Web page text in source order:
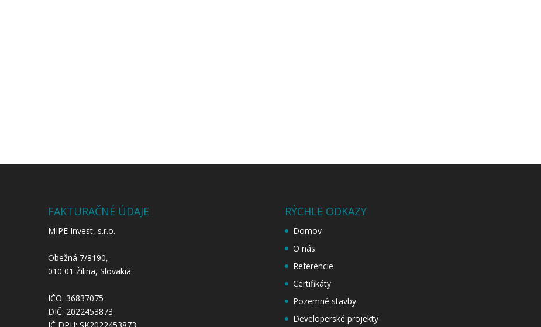
FAKTURAČNÉ ÚDAJE
MIPE Invest, s.r.o.
Obežná 7/8190,
010 01 Žilina, Slovakia
IČO: 36837075
DIČ: 2022453873
IČ DPH: SK2022453873
RÝCHLE ODKAZY
Domov
O nás
Referencie
Certifikáty
Pozemné stavby
Developerské projekty